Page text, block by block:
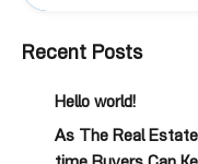
Recent Posts
Hello world!
As The Real